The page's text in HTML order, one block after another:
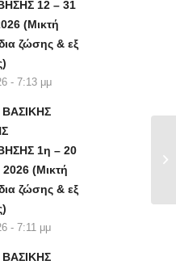
12 – 31
(Μικτή
ζώσης & εξ
- 7:13 μμ
ΒΑΣΙΚΗΣ
1η – 20
(Μικτή
ζώσης & εξ
- 7:11 μμ
ΒΑΣΙΚΗΣ